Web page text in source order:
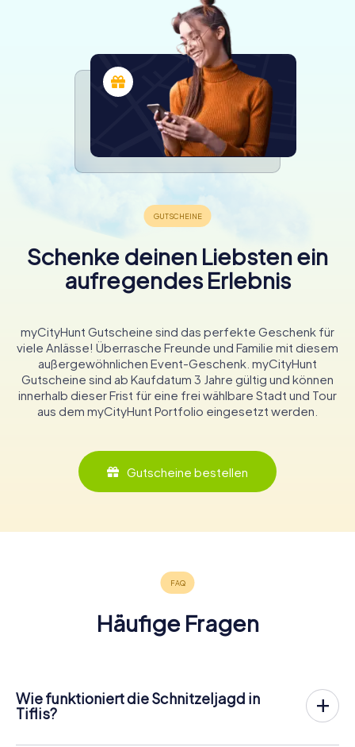
Schenke deinen Liebsten ein
aufregendes Erlebnis
myCityHunt Gutscheine sind das perfekte Geschenk für
viele Anlässe! Überrasche Freunde und Familie mit diesem
außergewöhnlichen Event-Geschenk. myCityHunt
Gutscheine sind ab Kaufdatum 3 Jahre gültig und können
innerhalb dieser Frist für eine frei wählbare Stadt und Tour
aus dem myCityHunt Portfolio eingesetzt werden.
Gutscheine bestellen
Häufige Fragen
Wie funktioniert die Schnitzeljagd in
Tiflis?